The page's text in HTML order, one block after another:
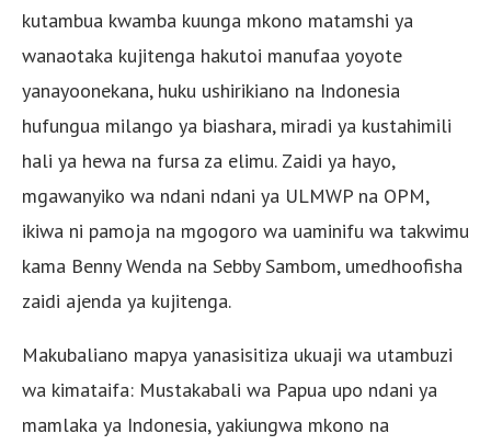
kutambua kwamba kuunga mkono matamshi ya
wanaotaka kujitenga hakutoi manufaa yoyote
yanayoonekana, huku ushirikiano na Indonesia
hufungua milango ya biashara, miradi ya kustahimili
hali ya hewa na fursa za elimu. Zaidi ya hayo,
mgawanyiko wa ndani ndani ya ULMWP na OPM,
ikiwa ni pamoja na mgogoro wa uaminifu wa takwimu
kama Benny Wenda na Sebby Sambom, umedhoofisha
zaidi ajenda ya kujitenga.
Makubaliano mapya yanasisitiza ukuaji wa utambuzi
wa kimataifa: Mustakabali wa Papua upo ndani ya
mamlaka ya Indonesia, yakiungwa mkono na